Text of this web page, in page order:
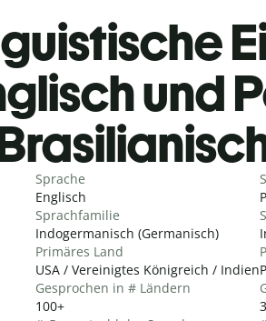
und
Sprache
Englisch
Sprachfamilie
Indogermanisch (Germanisch)
Primäres Land
USA / Vereinigtes Königreich / Indien
Gesprochen in # Ländern
100+